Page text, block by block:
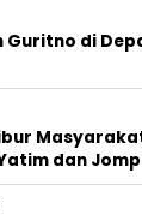
Guritno di
dan